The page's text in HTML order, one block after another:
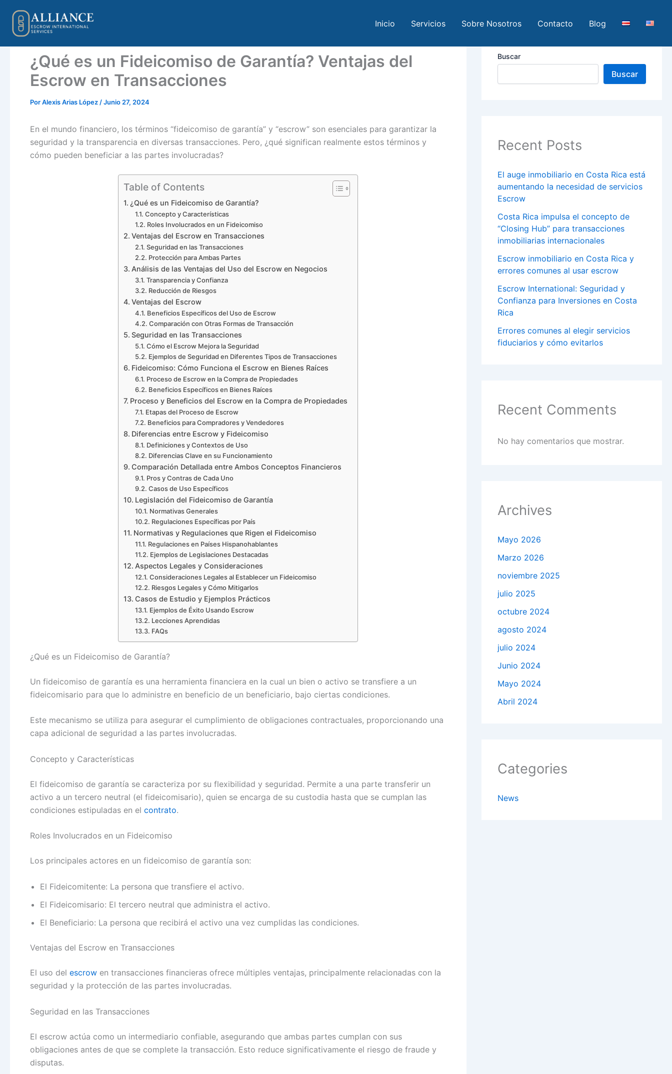
al
contenido
Inicio Servicios Sobre Nosotros Contacto Blog
¿Qué es un Fideicomiso de Garantía? Ventajas del
Escrow en Transacciones
PorAlexis Arias López /Junio 27, 2024
En el mundo financiero, los términos “fideicomiso de garantía” y “escrow” son esenciales para garantizar la
seguridad y la transparencia en diversas transacciones. Pero, ¿qué significan realmente estos términos y
cómo pueden beneficiar a las partes involucradas?
Table of Contents
¿Qué es un Fideicomiso de Garantía?
Concepto y Características
Roles Involucrados en un Fideicomiso
Ventajas del Escrow en Transacciones
Seguridad en las Transacciones
Protección para Ambas Partes
Análisis de las Ventajas del Uso del Escrow en Negocios
Transparencia y Confianza
Reducción de Riesgos
Ventajas del Escrow
Beneficios Específicos del Uso de Escrow
Comparación con Otras Formas de Transacción
Seguridad en las Transacciones
Cómo el Escrow Mejora la Seguridad
Ejemplos de Seguridad en Diferentes Tipos de Transacciones
Fideicomiso: Cómo Funciona el Escrow en Bienes Raíces
Proceso de Escrow en la Compra de Propiedades
Beneficios Específicos en Bienes Raíces
Proceso y Beneficios del Escrow en la Compra de Propiedades
Etapas del Proceso de Escrow
Beneficios para Compradores y Vendedores
Diferencias entre Escrow y Fideicomiso
Definiciones y Contextos de Uso
Diferencias Clave en su Funcionamiento
Comparación Detallada entre Ambos Conceptos Financieros
Pros y Contras de Cada Uno
Casos de Uso Específicos
Legislación del Fideicomiso de Garantía
Normativas Generales
Regulaciones Específicas por País
Normativas y Regulaciones que Rigen el Fideicomiso
Regulaciones en Países Hispanohablantes
Ejemplos de Legislaciones Destacadas
Aspectos Legales y Consideraciones
Consideraciones Legales al Establecer un Fideicomiso
Riesgos Legales y Cómo Mitigarlos
Casos de Estudio y Ejemplos Prácticos
Ejemplos de Éxito Usando Escrow
Lecciones Aprendidas
FAQs
¿Qué es un Fideicomiso de Garantía?
Un fideicomiso de garantía es una herramienta financiera en la cual un bien o activo se transfiere a un
fideicomisario para que lo administre en beneficio de un beneficiario, bajo ciertas condiciones.
Este mecanismo se utiliza para asegurar el cumplimiento de obligaciones contractuales, proporcionando una
capa adicional de seguridad a las partes involucradas.
Concepto y Características
El fideicomiso de garantía se caracteriza por su flexibilidad y seguridad. Permite a una parte transferir un
activo a un tercero neutral (el fideicomisario), quien se encarga de su custodia hasta que se cumplan las
condiciones estipuladas en el contrato.
Roles Involucrados en un Fideicomiso
Los principales actores en un fideicomiso de garantía son:
El Fideicomitente: La persona que transfiere el activo.
El Fideicomisario: El tercero neutral que administra el activo.
El Beneficiario: La persona que recibirá el activo una vez cumplidas las condiciones.
Ventajas del Escrow en Transacciones
El uso del escrow en transacciones financieras ofrece múltiples ventajas, principalmente relacionadas con la
seguridad y la protección de las partes involucradas.
Seguridad en las Transacciones
El escrow actúa como un intermediario confiable, asegurando que ambas partes cumplan con sus
obligaciones antes de que se complete la transacción. Esto reduce significativamente el riesgo de fraude y
disputas.
Buscar
Buscar
Recent Posts
El auge inmobiliario en Costa Rica está
aumentando la necesidad de servicios
Escrow
Costa Rica impulsa el concepto de
“Closing Hub” para transacciones
inmobiliarias internacionales
Escrow inmobiliario en Costa Rica y
errores comunes al usar escrow
Escrow International: Seguridad y
Confianza para Inversiones en Costa
Rica
Errores comunes al elegir servicios
fiduciarios y cómo evitarlos
Recent Comments
No hay comentarios que mostrar.
Archives
Mayo 2026
Marzo 2026
noviembre 2025
julio 2025
octubre 2024
agosto 2024
julio 2024
Junio 2024
Mayo 2024
Abril 2024
Categories
News